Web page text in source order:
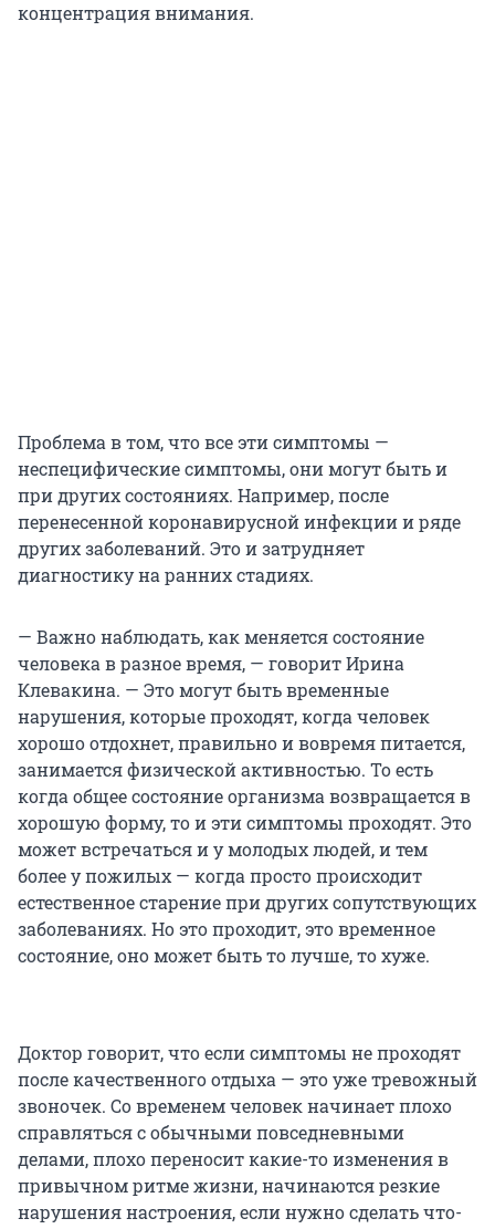
концентрация внимания.
Проблема в том, что все эти симптомы —
неспецифические симптомы, они могут быть и
при других состояниях. Например, после
перенесенной коронавирусной инфекции и ряде
других заболеваний. Это и затрудняет
диагностику на ранних стадиях.
— Важно наблюдать, как меняется состояние
человека в разное время, — говорит Ирина
Клевакина. — Это могут быть временные
нарушения, которые проходят, когда человек
хорошо отдохнет, правильно и вовремя питается,
занимается физической активностью. То есть
когда общее состояние организма возвращается в
хорошую форму, то и эти симптомы проходят. Это
может встречаться и у молодых людей, и тем
более у пожилых — когда просто происходит
естественное старение при других сопутствующих
заболеваниях. Но это проходит, это временное
состояние, оно может быть то лучше, то хуже.
Доктор говорит, что если симптомы не проходят
после качественного отдыха — это уже тревожный
звоночек. Со временем человек начинает плохо
справляться с обычными повседневными
делами, плохо переносит какие-то изменения в
привычном ритме жизни, начинаются резкие
нарушения настроения, если нужно сделать что-